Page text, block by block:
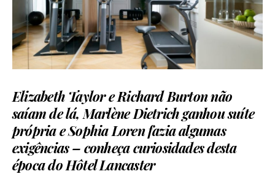
Elizabeth Taylor e Richard Burton não
saíam de lá, Marlène Dietrich ganhou suíte
própria e Sophia Loren fazia algumas
exigências – conheça curiosidades desta
época do Hôtel Lancaster